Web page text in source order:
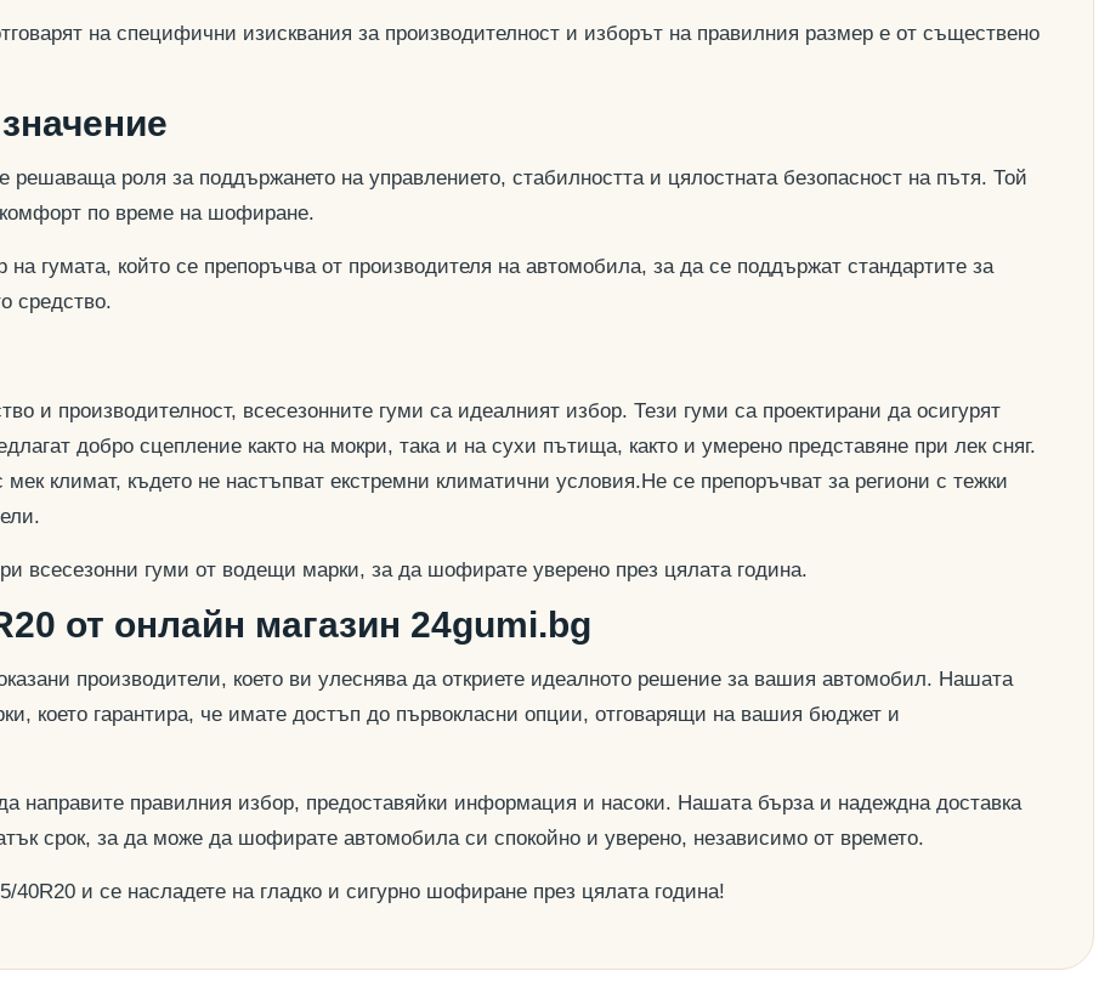
на специфични изисквания за производителност и изборът на правилния размер е от съществено
роля за поддържането на управлението, стабилността и цялостната безопасност на пътя. Той
по време на шофиране.
гумата, който се препоръчва от производителя на автомобила, за да се поддържат стандартите за
средство.
и производителност, всесезонните гуми са идеалният избор. Тези гуми са проектирани да осигурят
добро сцепление както на мокри, така и на сухи пътища, както и умерено представяне при лек сняг.
климат, където не настъпват екстремни климатични условия.Не се препоръчват за региони с тежки
всесезонни гуми от водещи марки, за да шофирате уверено през цялата година.
от онлайн магазин 24gumi.bg
производители, което ви улеснява да откриете идеалното решение за вашия автомобил. Нашата
което гарантира, че имате достъп до първокласни опции, отговарящи на вашия бюджет и
направите правилния избор, предоставяйки информация и насоки. Нашата бърза и надеждна доставка
срок, за да може да шофирате автомобила си спокойно и уверено, независимо от времето.
40R20 и се насладете на гладко и сигурно шофиране през цялата година!